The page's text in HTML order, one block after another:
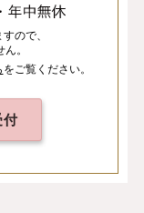
ので、
。
をご覧ください。